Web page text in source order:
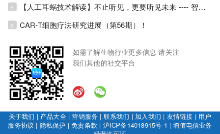
5 【人工耳蜗技术解读】不止听见，更要听见未来 ---- 智能耳蜗，开启人工耳蜗技术新纪元！
6 CAR-T细胞疗法研究进展（第56期）！
如需了解生物行业更多信息 请关注
我们其他的社交平台
关于我们 | 产品大全|营销服务 | 联系我们 | 加入我们 | 友情链接 | 用户
服务协议 | 隐私保护 |免责条款 | 沪ICP备14018915号-1 |增值电信业务